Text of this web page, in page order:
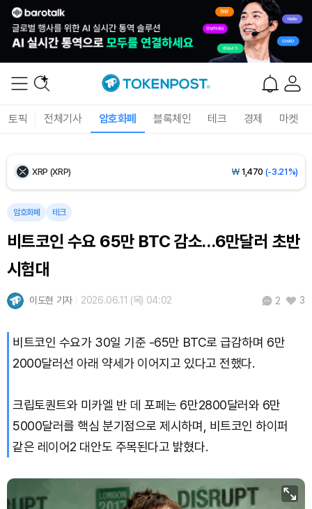
토픽 전체기사 암호화폐 블록체인 테크 경제 마켓
Ethereum (ETH) ₩2,711,628(-0.26%)
XRP (XRP) ₩ 1,470 (-3.21%)
Solana (SOL)
TRON (TRX) ₩ 464.7(-0.29%)
Hyperliquid (HYPE)
Bitcoin (BTC) ₩ 91,636,767 (-0.45%)
암호화폐 테크
비트코인 수요 65만 BTC 감소…6만달러 초반
시험대
이도현 기자 2026.06.11 (목) 04:02 2 3
비트코인 수요가 30일 기준 -65만 BTC로 급감하며 6만
2000달러선 아래 약세가 이어지고 있다고 전했다.
크립토퀀트와 미카엘 반 데 포페는 6만2800달러와 6만
5000달러를 핵심 분기점으로 제시하며, 비트코인 하이퍼
같은 레이어2 대안도 주목된다고 밝혔다.